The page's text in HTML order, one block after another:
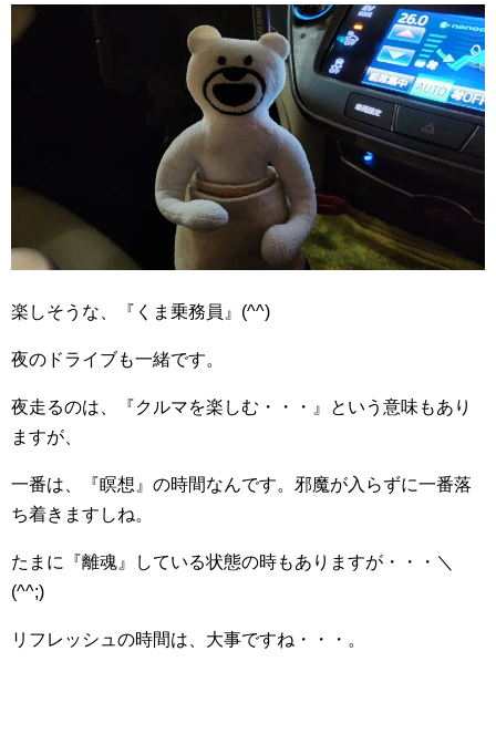
楽しそうな、『くま乗務員』(^^)
夜のドライブも一緒です。
夜走るのは、『クルマを楽しむ・・・』という意味もあり
ますが、
一番は、『瞑想』の時間なんです。邪魔が入らずに一番落
ち着きますしね。
たまに『離魂』している状態の時もありますが・・・＼
(^^;)
リフレッシュの時間は、大事ですね・・・。